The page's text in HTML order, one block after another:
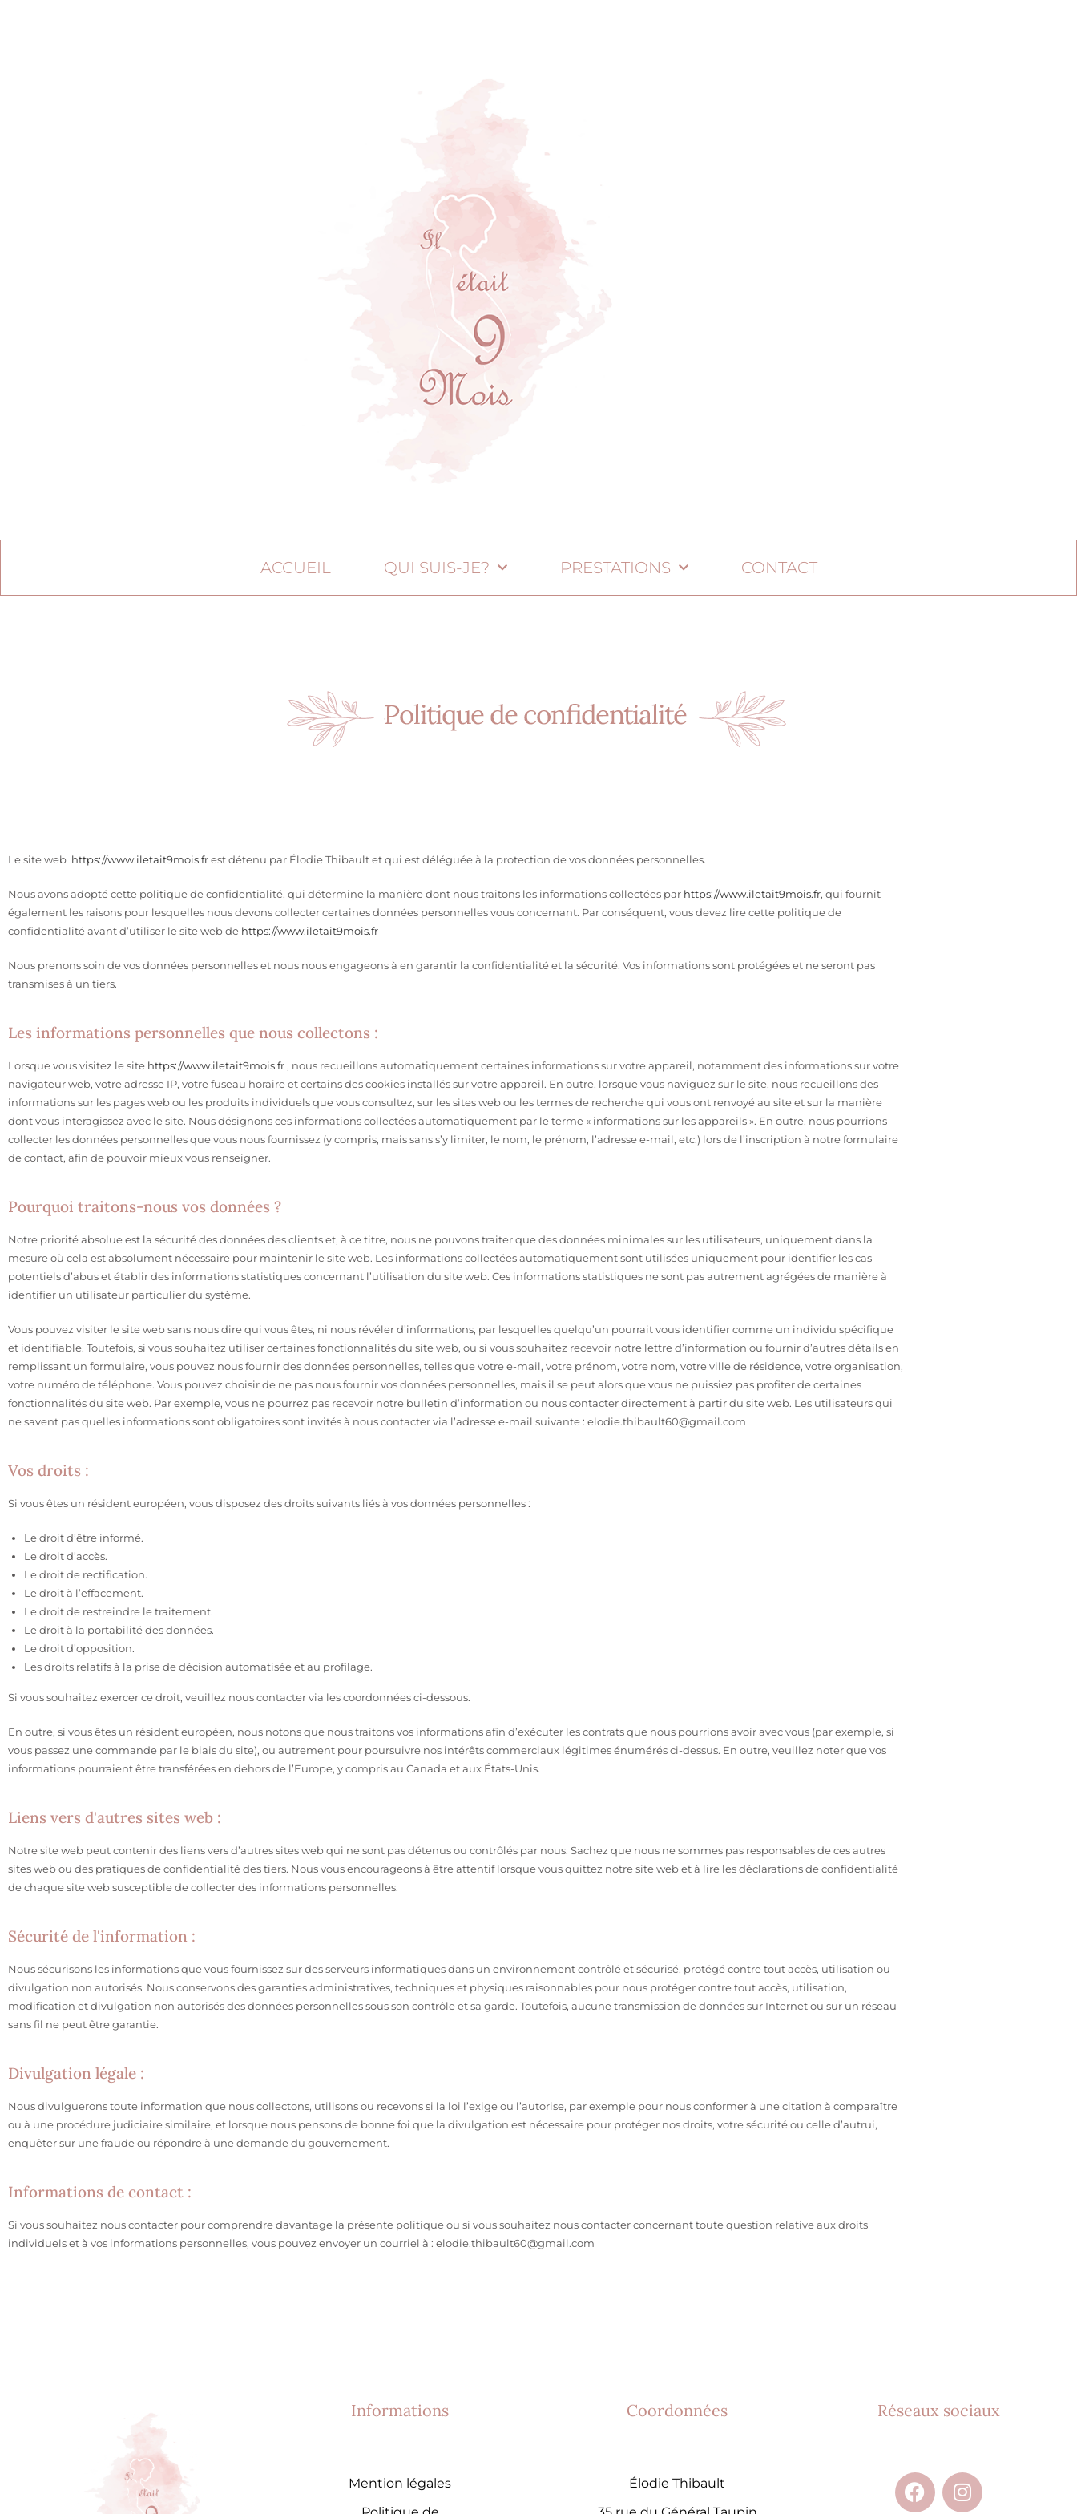
ACCUEIL QUI SUIS-JE? PRESTATIONS CONTACT
Le site web https://www.iletait9mois.frest détenu par Élodie Thibault et qui est déléguée à la protection de vos données personnelles.
Nous avons adopté cette politique de confidentialité, qui détermine la manière dont nous traitons les informations collectées par https://www.iletait9mois.fr, qui fournit
également les raisons pour lesquelles nous devons collecter certaines données personnelles vous concernant. Par conséquent, vous devez lire cette politique de
confidentialité avant d’utiliser le site web de https://www.iletait9mois.fr
Nous prenons soin de vos données personnelles et nous nous engageons à en garantir la confidentialité et la sécurité. Vos informations sont protégées et ne seront pas
transmises à un tiers.
Les informations personnelles que nous collectons :
Lorsque vous visitez le site https://www.iletait9mois.fr , nous recueillons automatiquement certaines informations sur votre appareil, notamment des informations sur votre
navigateur web, votre adresse IP, votre fuseau horaire et certains des cookies installés sur votre appareil. En outre, lorsque vous naviguez sur le site, nous recueillons des
informations sur les pages web ou les produits individuels que vous consultez, sur les sites web ou les termes de recherche qui vous ont renvoyé au site et sur la manière
dont vous interagissez avec le site. Nous désignons ces informations collectées automatiquement par le terme « informations sur les appareils ». En outre, nous pourrions
collecter les données personnelles que vous nous fournissez (y compris, mais sans s’y limiter, le nom, le prénom, l’adresse e-mail, etc.) lors de l’inscription à notre formulaire
de contact, afin de pouvoir mieux vous renseigner.
Pourquoi traitons-nous vos données ?
Notre priorité absolue est la sécurité des données des clients et, à ce titre, nous ne pouvons traiter que des données minimales sur les utilisateurs, uniquement dans la
mesure où cela est absolument nécessaire pour maintenir le site web. Les informations collectées automatiquement sont utilisées uniquement pour identifier les cas
potentiels d’abus et établir des informations statistiques concernant l’utilisation du site web. Ces informations statistiques ne sont pas autrement agrégées de manière à
identifier un utilisateur particulier du système.
Vous pouvez visiter le site web sans nous dire qui vous êtes, ni nous révéler d’informations, par lesquelles quelqu’un pourrait vous identifier comme un individu spécifique
et identifiable. Toutefois, si vous souhaitez utiliser certaines fonctionnalités du site web, ou si vous souhaitez recevoir notre lettre d’information ou fournir d’autres détails en
remplissant un formulaire, vous pouvez nous fournir des données personnelles, telles que votre e-mail, votre prénom, votre nom, votre ville de résidence, votre organisation,
votre numéro de téléphone. Vous pouvez choisir de ne pas nous fournir vos données personnelles, mais il se peut alors que vous ne puissiez pas profiter de certaines
fonctionnalités du site web. Par exemple, vous ne pourrez pas recevoir notre bulletin d’information ou nous contacter directement à partir du site web. Les utilisateurs qui
ne savent pas quelles informations sont obligatoires sont invités à nous contacter via l’adresse e-mail suivante : elodie.thibault60@gmail.com
Vos droits :
Si vous êtes un résident européen, vous disposez des droits suivants liés à vos données personnelles :
Le droit d’être informé.
Le droit d’accès.
Le droit de rectification.
Le droit à l’effacement.
Le droit de restreindre le traitement.
Le droit à la portabilité des données.
Le droit d’opposition.
Les droits relatifs à la prise de décision automatisée et au profilage.
Si vous souhaitez exercer ce droit, veuillez nous contacter via les coordonnées ci-dessous.
En outre, si vous êtes un résident européen, nous notons que nous traitons vos informations afin d’exécuter les contrats que nous pourrions avoir avec vous (par exemple, si
vous passez une commande par le biais du site), ou autrement pour poursuivre nos intérêts commerciaux légitimes énumérés ci-dessus. En outre, veuillez noter que vos
informations pourraient être transférées en dehors de l’Europe, y compris au Canada et aux États-Unis.
Liens vers d'autres sites web :
Notre site web peut contenir des liens vers d’autres sites web qui ne sont pas détenus ou contrôlés par nous. Sachez que nous ne sommes pas responsables de ces autres
sites web ou des pratiques de confidentialité des tiers. Nous vous encourageons à être attentif lorsque vous quittez notre site web et à lire les déclarations de confidentialité
de chaque site web susceptible de collecter des informations personnelles.
Sécurité de l'information :
Nous sécurisons les informations que vous fournissez sur des serveurs informatiques dans un environnement contrôlé et sécurisé, protégé contre tout accès, utilisation ou
divulgation non autorisés. Nous conservons des garanties administratives, techniques et physiques raisonnables pour nous protéger contre tout accès, utilisation,
modification et divulgation non autorisés des données personnelles sous son contrôle et sa garde. Toutefois, aucune transmission de données sur Internet ou sur un réseau
sans fil ne peut être garantie.
Divulgation légale :
Nous divulguerons toute information que nous collectons, utilisons ou recevons si la loi l’exige ou l’autorise, par exemple pour nous conformer à une citation à comparaître
ou à une procédure judiciaire similaire, et lorsque nous pensons de bonne foi que la divulgation est nécessaire pour protéger nos droits, votre sécurité ou celle d’autrui,
enquêter sur une fraude ou répondre à une demande du gouvernement.
Informations de contact :
Si vous souhaitez nous contacter pour comprendre davantage la présente politique ou si vous souhaitez nous contacter concernant toute question relative aux droits
individuels et à vos informations personnelles, vous pouvez envoyer un courriel à : elodie.thibault60@gmail.com
Informations
Mention légales
Coordonnées
Élodie Thibault
Réseaux sociaux